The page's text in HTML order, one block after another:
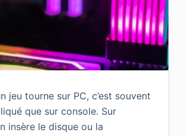
jeu tourne sur PC, c’est souvent
que sur console. Sur
insère le disque ou la